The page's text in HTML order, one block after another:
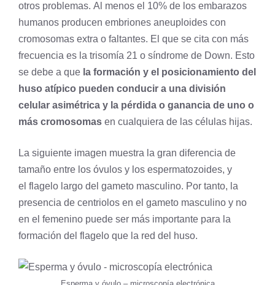
otros problemas. Al menos el 10% de los embarazos
humanos producen embriones aneuploides con
cromosomas extra o faltantes. El que se cita con más
frecuencia es la trisomía 21 o síndrome de Down. Esto
se debe a que la formación y el posicionamiento del
huso atípico pueden conducir a una división
celular asimétrica y la pérdida o ganancia de uno o
más cromosomas en cualquiera de las células hijas.
La siguiente imagen muestra la gran diferencia de
tamaño entre los óvulos y los espermatozoides, y
el flagelo largo del gameto masculino. Por tanto, la
presencia de centriolos en el gameto masculino y no
en el femenino puede ser más importante para la
formación del flagelo que la red del huso.